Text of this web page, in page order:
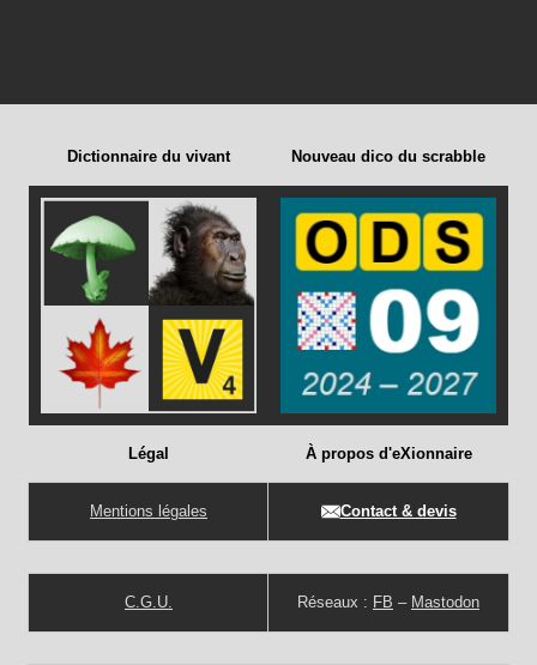
Dictionnaire du vivant Nouveau dico du scrabble
Légal
Mentions légales
C.G.U.
À propos d'eXionnaire
Contact & devis
Réseaux : FB – Mastodon